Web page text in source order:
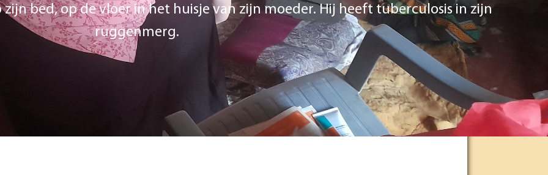
bed, op de vloer in het huisje van zijn moeder. Hij heeft tuberculosis in zijn
ruggenmerg.